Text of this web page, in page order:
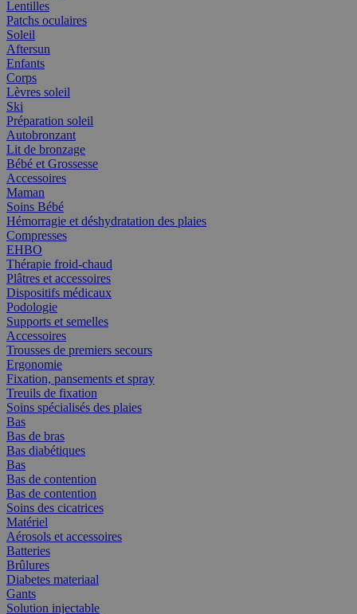
Lentilles
Patchs oculaires
Soleil
Aftersun
Enfants
Corps
Lèvres soleil
Ski
Préparation soleil
Autobronzant
Lit de bronzage
Bébé et Grossesse
Accessoires
Maman
Soins Bébé
Hémorragie et déshydratation des plaies
Compresses
EHBO
Thérapie froid-chaud
Plâtres et accessoires
Dispositifs médicaux
Podologie
Supports et semelles
Accessoires
Trousses de premiers secours
Ergonomie
Fixation, pansements et spray
Treuils de fixation
Soins spécialisés des plaies
Bas
Bas de bras
Bas diabétiques
Bas
Bas de contention
Bas de contention
Soins des cicatrices
Matériel
Aérosols et accessoires
Batteries
Brûlures
Diabetes materiaal
Gants
Solution injectable